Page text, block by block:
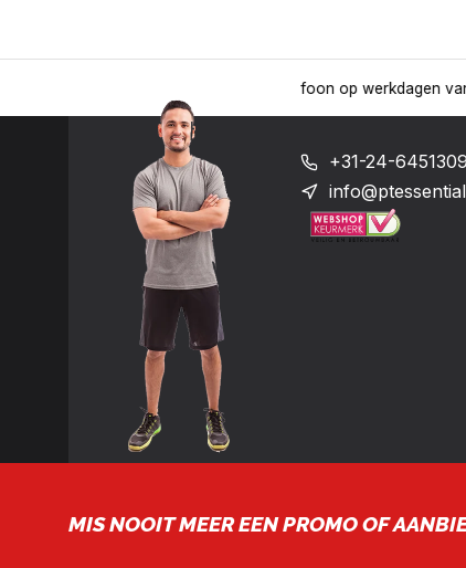
Levering in heel
+31-24-6451309
MIS NOOIT MEER EEN PROMO OF